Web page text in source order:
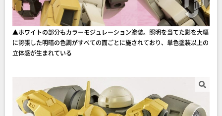
▲ホワイトの部分もカラーモジュレーション塗装。照明を当てた影を大幅
に誇張した明暗の色調がすべての面ごとに施されており、単色塗装以上の
立体感が生まれている